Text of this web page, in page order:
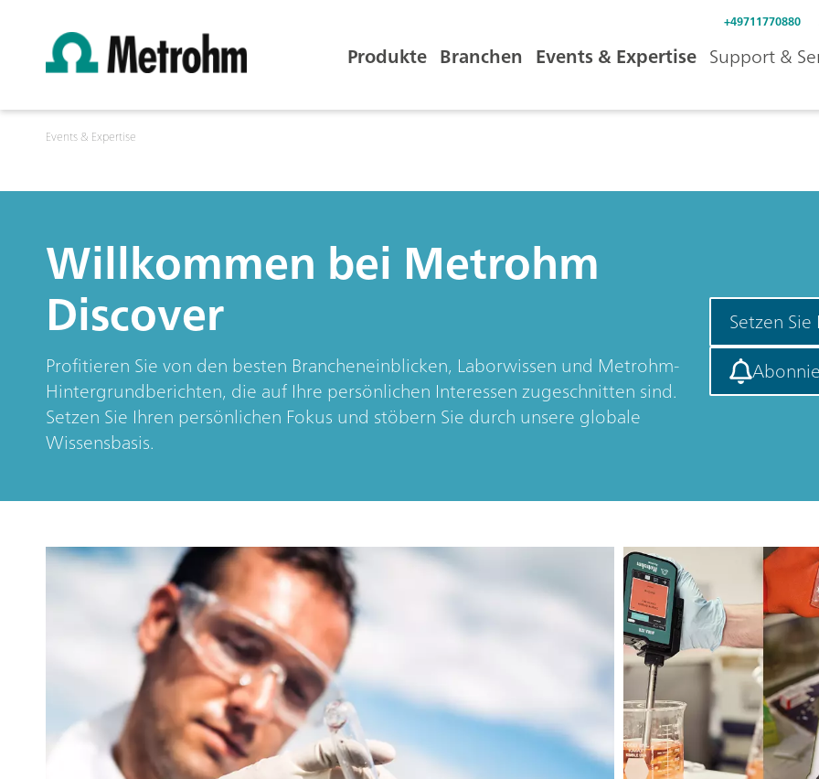
+49711770880
Produkte Branchen Events & Expertise Support &
Events & Expertise
Willkommen bei Metrohm
Discover
Profitieren Sie von den besten Brancheneinblicken, Laborwissen und Metrohm-
Hintergrundberichten, die auf Ihre persönlichen Interessen zugeschnitten sind.
Setzen Sie Ihren persönlichen Fokus und stöbern Sie durch unsere globale
Wissensbasis.
Setzen